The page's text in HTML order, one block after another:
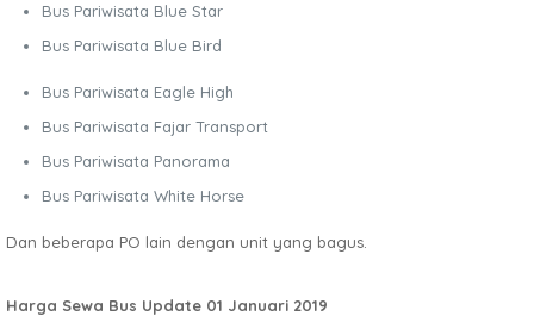
Bus Pariwisata Blue Star
Bus Pariwisata Blue Bird
Bus Pariwisata Eagle High
Bus Pariwisata Fajar Transport
Bus Pariwisata Panorama
Bus Pariwisata White Horse
Dan beberapa PO lain dengan unit yang bagus.
Harga Sewa Bus Update 01 Januari 2019